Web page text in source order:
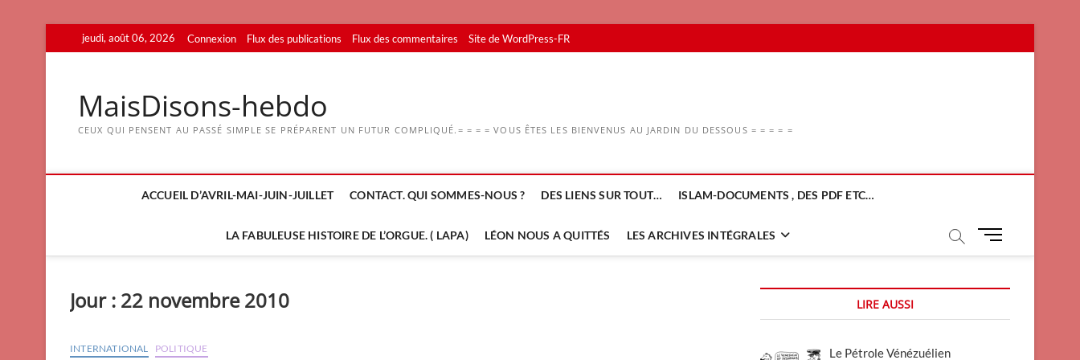
to
jeudi, août 06, 2026 Connexion Flux des publications Flux des commentaires Site de WordPress-FR
MaisDisons-hebdo
CEUX QUI PENSENT AU PASSÉ SIMPLE SE PRÉPARENT UN FUTUR COMPLIQUÉ.= = = = VOUS ÊTES LES BIENVENUS AU JARDIN DU DESSOUS = = = = =
ACCUEIL D’AVRIL-MAI-JUIN-JUILLET CONTACT. QUI SOMMES-NOUS ? DES LIENS SUR TOUT… ISLAM-DOCUMENTS , DES PDF ETC…
LA FABULEUSE HISTOIRE DE L’ORGUE. ( LAPA) LÉON NOUS A QUITTÉS LES ARCHIVES INTÉGRALES
M
u
u
Jour : 22 novembre 2010
INTERNATIONAL POLITIQUE
LIRE AUSSI
Le Pétrole Vénézuélien